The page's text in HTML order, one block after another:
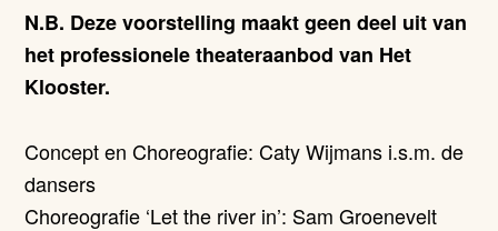
N.B. Deze voorstelling maakt geen deel uit van
het professionele theateraanbod van Het
Klooster.
Concept en Choreografie: Caty Wijmans i.s.m. de
dansers
Choreografie ‘Let the river in’: Sam Groenevelt